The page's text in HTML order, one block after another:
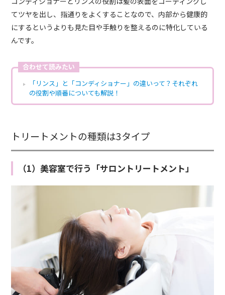
てツヤを出し、指通りをよくすることなので、内部から健康的
にするというよりも見た目や手触りを整えるのに特化している
んです。
合わせて読みたい
「リンス」と「コンディショナー」の違いって？それぞれ
の役割や順番についても解説！
トリートメントの種類は3タイプ
（1）美容室で行う「サロントリートメント」